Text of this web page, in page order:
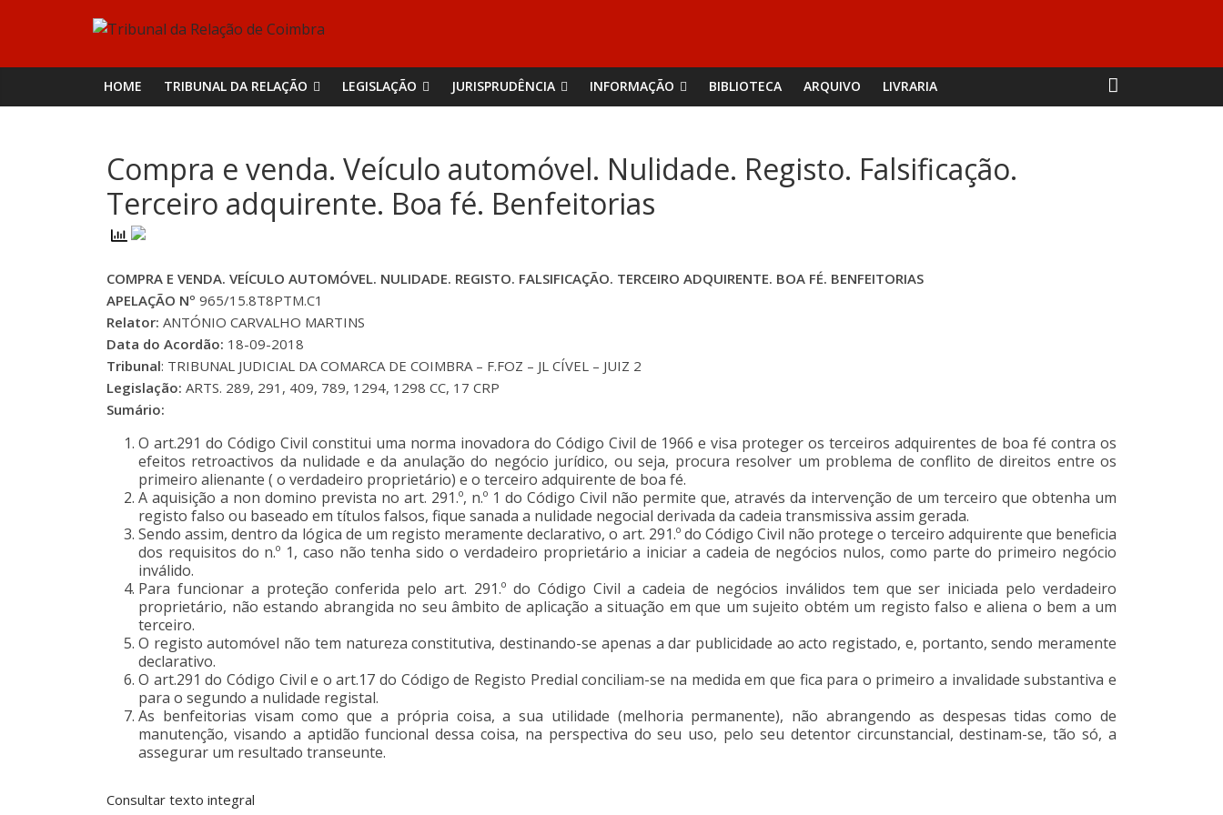
Tribunal
da
de
Coimbra
HOME TRIBUNAL DA RELAÇÃO LEGISLAÇÃO JURISPRUDÊNCIA INFORMAÇÃO BIBLIOTECA ARQUIVO LIVRARIA
Compra e venda. Veículo automóvel. Nulidade. Registo. Falsificação.
Terceiro adquirente. Boa fé. Benfeitorias
COMPRA E VENDA. VEÍCULO AUTOMÓVEL. NULIDADE. REGISTO. FALSIFICAÇÃO. TERCEIRO ADQUIRENTE. BOA FÉ. BENFEITORIAS
APELAÇÃO Nº 965/15.8T8PTM.C1
Relator: ANTÓNIO CARVALHO MARTINS
Data do Acordão: 18-09-2018
Tribunal: TRIBUNAL JUDICIAL DA COMARCA DE COIMBRA – F.FOZ – JL CÍVEL – JUIZ 2
Legislação: ARTS. 289, 291, 409, 789, 1294, 1298 CC, 17 CRP
Sumário:
O art.291 do Código Civil constitui uma norma inovadora do Código Civil de 1966 e visa proteger os terceiros adquirentes de boa fé contra os
efeitos retroactivos da nulidade e da anulação do negócio jurídico, ou seja, procura resolver um problema de conflito de direitos entre os
primeiro alienante ( o verdadeiro proprietário) e o terceiro adquirente de boa fé.
A aquisição a non domino prevista no art. 291.º, n.º 1 do Código Civil não permite que, através da intervenção de um terceiro que obtenha um
registo falso ou baseado em títulos falsos, fique sanada a nulidade negocial derivada da cadeia transmissiva assim gerada.
Sendo assim, dentro da lógica de um registo meramente declarativo, o art. 291.º do Código Civil não protege o terceiro adquirente que beneficia
dos requisitos do n.º 1, caso não tenha sido o verdadeiro proprietário a iniciar a cadeia de negócios nulos, como parte do primeiro negócio
inválido.
Para funcionar a proteção conferida pelo art. 291.º do Código Civil a cadeia de negócios inválidos tem que ser iniciada pelo verdadeiro
proprietário, não estando abrangida no seu âmbito de aplicação a situação em que um sujeito obtém um registo falso e aliena o bem a um
terceiro.
O registo automóvel não tem natureza constitutiva, destinando-se apenas a dar publicidade ao acto registado, e, portanto, sendo meramente
declarativo.
O art.291 do Código Civil e o art.17 do Código de Registo Predial conciliam-se na medida em que fica para o primeiro a invalidade substantiva e
para o segundo a nulidade registal.
As benfeitorias visam como que a própria coisa, a sua utilidade (melhoria permanente), não abrangendo as despesas tidas como de
manutenção, visando a aptidão funcional dessa coisa, na perspectiva do seu uso, pelo seu detentor circunstancial, destinam-se, tão só, a
assegurar um resultado transeunte.
Consultar texto integral